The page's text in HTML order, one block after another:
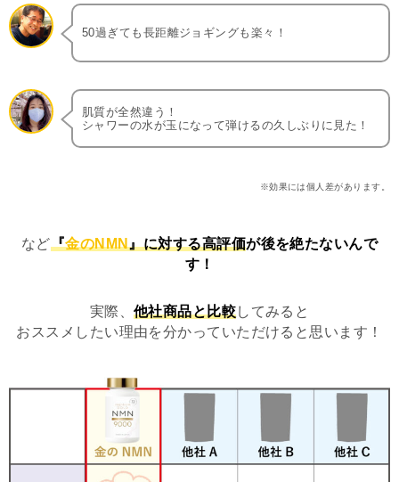
50過ぎても長距離ジョギングも楽々！
肌質が全然違う！
シャワーの水が玉になって弾けるの久しぶりに見た！
※効果には個人差があります。
など『金のNMN』に対する高評価が後を絶たないんで
す！
実際、 他社商品と比較してみると
おススメしたい理由を分かっていただけると思います！